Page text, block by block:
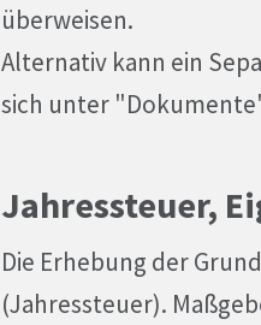
überweisen.
Alternativ kann ein
sich unter
Jahressteuer,
Die Erhebung der
(Jahressteuer).